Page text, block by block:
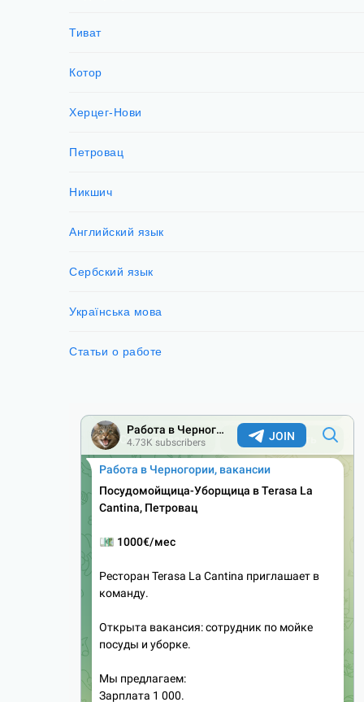
Тиват
Котор
Херцег-Нови
Петровац
Никшич
Английский язык
Сербский язык
Українська мова
Статьи о работе